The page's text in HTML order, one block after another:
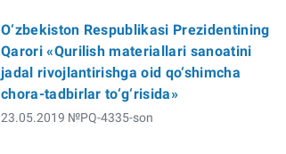
O‘zbekiston Respublikasi Prezidentining
Qarori «Qurilish materiallari sanoatini
jadal rivojlantirishga oid qo‘shimcha
chora-tadbirlar to‘g‘risida»
23.05.2019 №PQ-4335-son